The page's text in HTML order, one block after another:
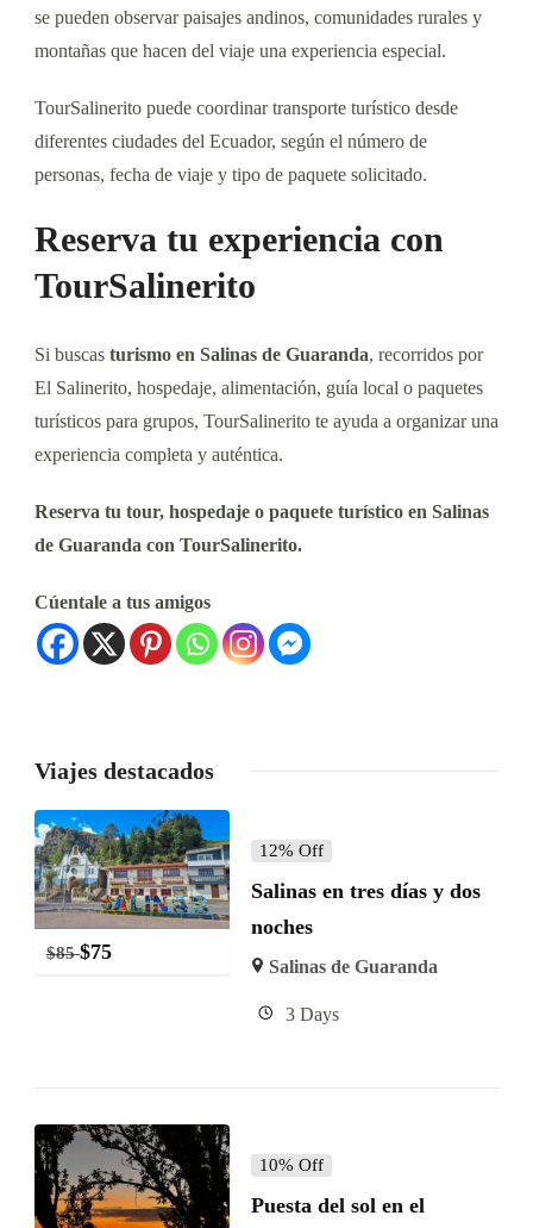
se pueden observar paisajes andinos, comunidades rurales y
montañas que hacen del viaje una experiencia especial.
TourSalinerito puede coordinar transporte turístico desde
diferentes ciudades del Ecuador, según el número de
personas, fecha de viaje y tipo de paquete solicitado.
Reserva tu experiencia con
TourSalinerito
Si buscas turismo en Salinas de Guaranda, recorridos por
El Salinerito, hospedaje, alimentación, guía local o paquetes
turísticos para grupos, TourSalinerito te ayuda a organizar una
experiencia completa y auténtica.
Reserva tu tour, hospedaje o paquete turístico en Salinas
de Guaranda con TourSalinerito.
Cúentale a tus amigos
Viajes destacados
$85 $75
12% Off
Salinas en tres días y dos
noches
Salinas de Guaranda
3 Days
10% Off
Puesta del sol en el